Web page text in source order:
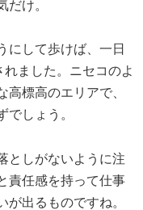
だけ。
にして歩けば、一日
ました。ニセコのよ
標高のエリアで、
でしょう。
としがないように注
責任感を持って仕事
が出るものですね。